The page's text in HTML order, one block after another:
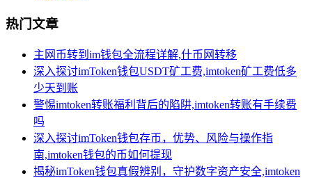
热门文章
主网币转到im钱包全流程详解,什币网转移
深入探讨imToken钱包USDT矿工费,imtoken矿工费低多
少天到账
警惕imtoken转账福利背后的陷阱,imtoken转账有手续费
吗
深入探讨imToken钱包存币，优势、风险与操作指
南,imtoken钱包的币如何提现
揭秘imToken钱包真假辨别，守护数字资产安全,imtoken